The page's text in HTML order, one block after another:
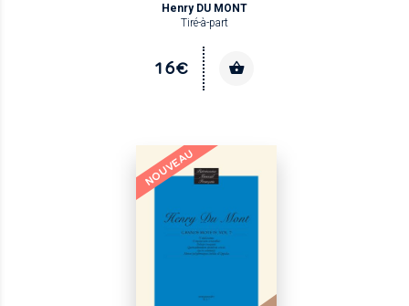
Henry DU MONT
Tiré-à-part
16€
NOUVEAU